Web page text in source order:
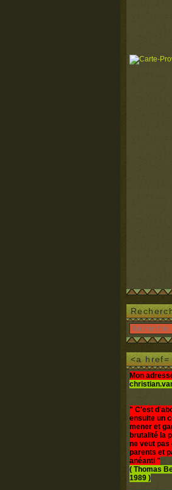
<a href=
Mon
" C'est
ensuite un
mener et
brutalité la
ne veut pas
parents et
anéanti "
( Thomas
1989 )